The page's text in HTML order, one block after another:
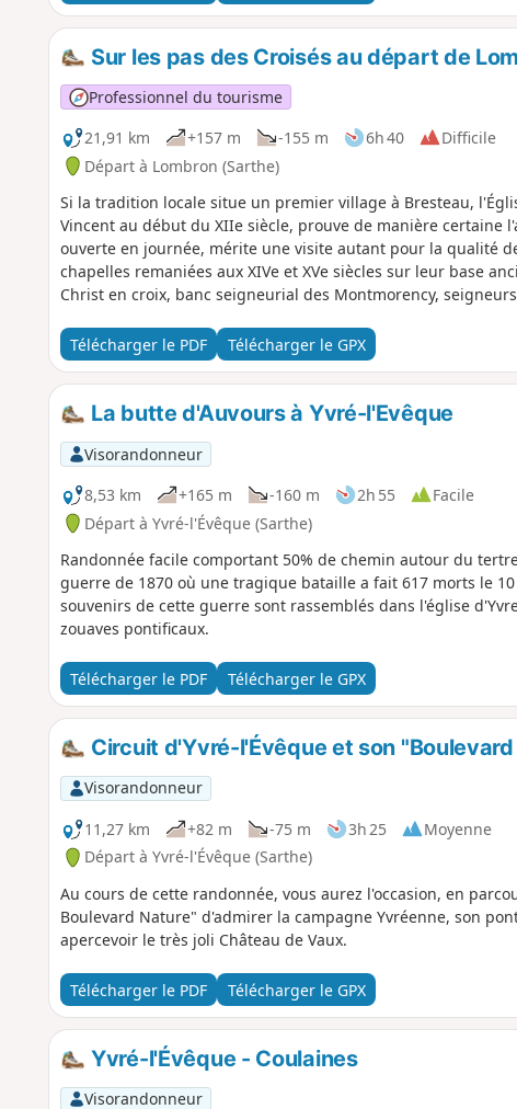
Sur les pas des Croisés au départ de
Professionnel du tourisme
21,91 km
+157 m -155 m 6h 40
Difficile
Départ à Lombron (Sarthe)
Si la tradition locale situe un premier village à Bresteau,
Vincent au début du XIIe siècle, prouve de manière certaine
ouverte en journée, mérite une visite autant pour la qualité
chapelles remaniées aux XIVe et XVe siècles sur leur base
Christ en croix, banc seigneurial des Montmorency,
Télécharger le PDF
Télécharger le GPX
La butte d'Auvours à Yvré-l'Evêque
Visorandonneur
8,53 km
+165 m -160 m 2h 55
Facile
Départ à Yvré-l'Évêque (Sarthe)
Randonnée facile comportant 50% de chemin autour du
guerre de 1870 où une tragique bataille a fait 617 morts le
souvenirs de cette guerre sont rassemblés dans l'église
zouaves pontificaux.
Télécharger le PDF Télécharger le GPX
Circuit d'Yvré-l'Évêque et son
Visorandonneur
11,27 km
+82 m -75 m 3h 25
Moyenne
Départ à Yvré-l'Évêque (Sarthe)
Au cours de cette randonnée, vous aurez l'occasion, en
Boulevard Nature" d'admirer la campagne Yvréenne, son
apercevoir le très joli Château de Vaux.
Télécharger le PDF Télécharger le GPX
Yvré-l'Évêque - Coulaines
Visorandonneur